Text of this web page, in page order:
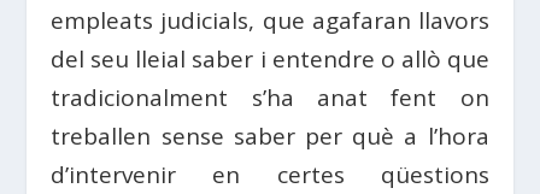
empleats judicials, que agafaran llavors
del seu lleial saber i entendre o allò que
tradicionalment s’ha anat fent on
treballen sense saber per què a l’hora
d’intervenir en certes qüestions